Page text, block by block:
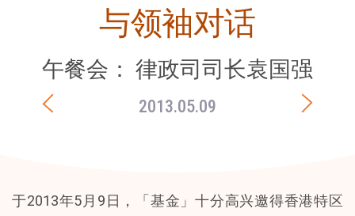
与领袖对话
午餐会： 律政司司长袁国强
2013.05.09
于2013年5月9日，「基金」十分高兴邀得香港特区